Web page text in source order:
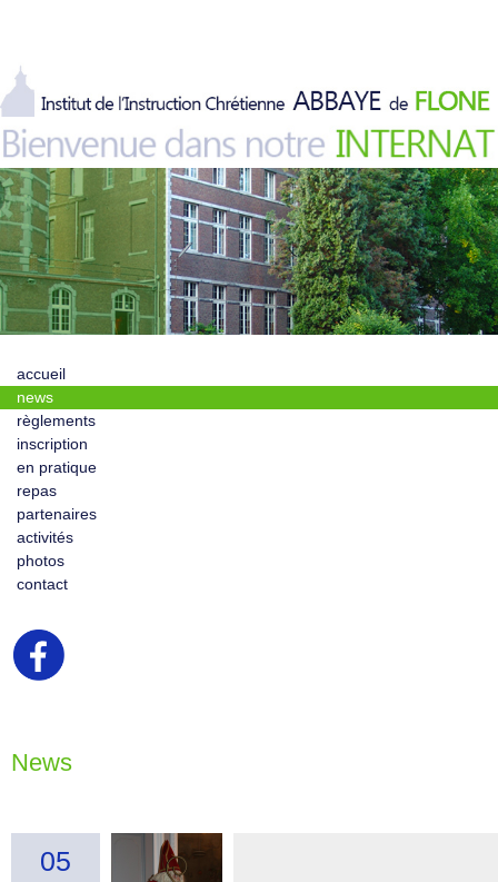
accueil
news
règlements
inscription
en pratique
repas
partenaires
activités
photos
contact
News
05